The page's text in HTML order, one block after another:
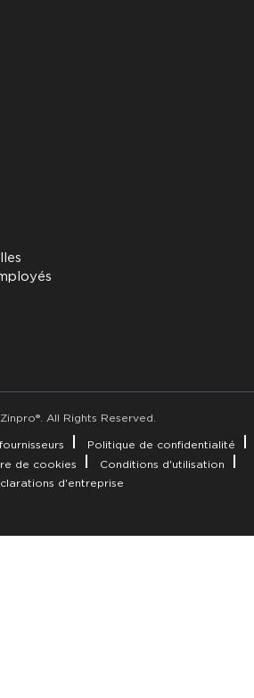
All Rights Reserved.
Politique de confidentialité
de cookies
Conditions d'utilisation
d'entreprise